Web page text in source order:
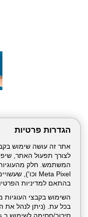
הגדרות פרטיות
לצורך תפעול האתר,
בהתאם למדיניות
השימוש בקבצי
בכל עת. (ניתן לנהל את